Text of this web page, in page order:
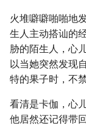
火堆噼噼啪啪地
生人主动搭讪的
胁的陌生人，心
以当她突然发现
特的果子时，不
看清是卡伽，心
他居然还记得带